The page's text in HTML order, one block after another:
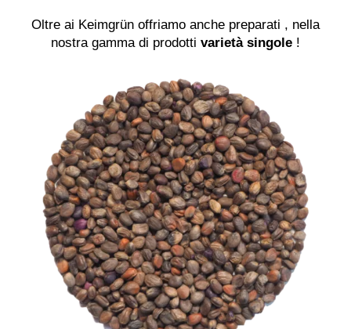
Oltre ai Keimgrün offriamo anche preparati , nella
nostra gamma di prodotti varietà singole !